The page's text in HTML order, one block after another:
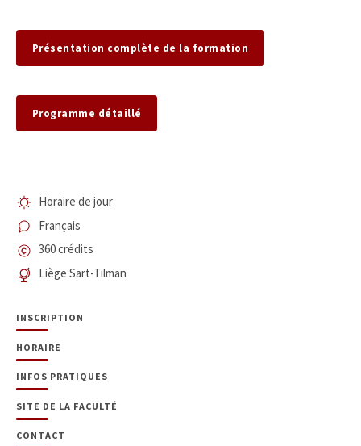
Présentation complète de la formation
Programme détaillé
Horaire de jour
Français
360 crédits
Liège Sart-Tilman
INSCRIPTION
HORAIRE
INFOS PRATIQUES
SITE DE LA FACULTÉ
CONTACT